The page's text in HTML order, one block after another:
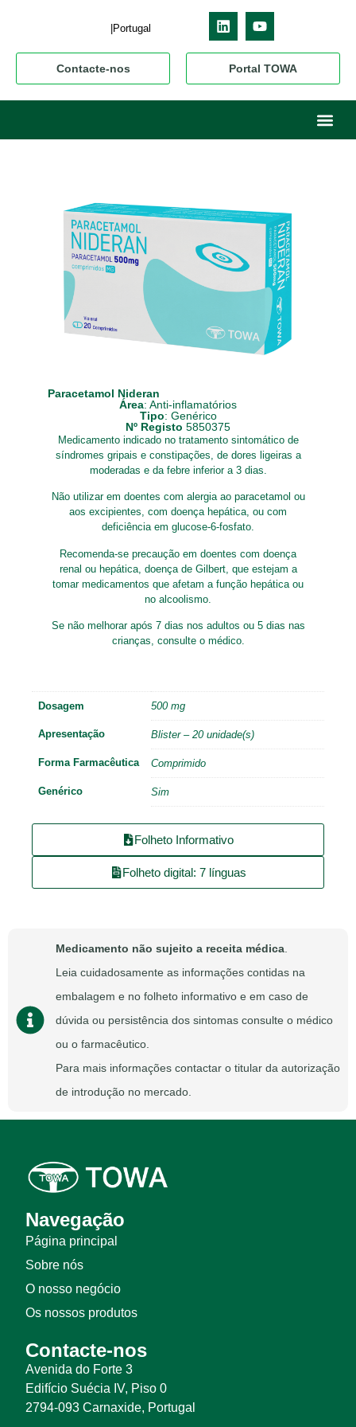
|Portugal
Contacte-nos Portal TOWA
Paracetamol Nideran
Área: Anti-inflamatórios
Tipo: Genérico
Nº Registo 5850375
Medicamento indicado no tratamento sintomático de
síndromes gripais e constipações, de dores ligeiras a
moderadas e da febre inferior a 3 dias.
Não utilizar em doentes com alergia ao paracetamol ou
aos excipientes, com doença hepática, ou com
deficiência em glucose-6-fosfato.
Recomenda-se precaução em doentes com doença
renal ou hepática, doença de Gilbert, que estejam a
tomar medicamentos que afetam a função hepática ou
no alcoolismo.
Se não melhorar após 7 dias nos adultos ou 5 dias nas
crianças, consulte o médico.
Dosagem 500 mg
Apresentação Blister – 20 unidade(s)
Forma Farmacêutica Comprimido
Genérico Sim
Folheto Informativo
Folheto digital: 7 línguas
Medicamento não sujeito a receita médica
Leia cuidadosamente as informações contidas na
embalagem e no folheto informativo e em caso de
dúvida ou persistência dos sintomas consulte o médico
ou o farmacêutico.
Para mais informações contactar o titular da autorização
de introdução no mercado.
Navegação
Página principal
Sobre nós
O nosso negócio
Os nossos produtos
Contacte-nos
Avenida do Forte 3
Edifício Suécia IV, Piso 0
2794-093 Carnaxide, Portugal